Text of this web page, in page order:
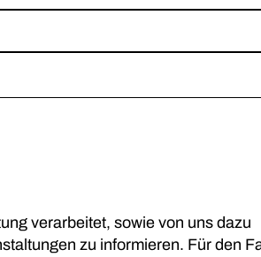
verarbeitet, sowie von uns dazu
zu informieren. Für den